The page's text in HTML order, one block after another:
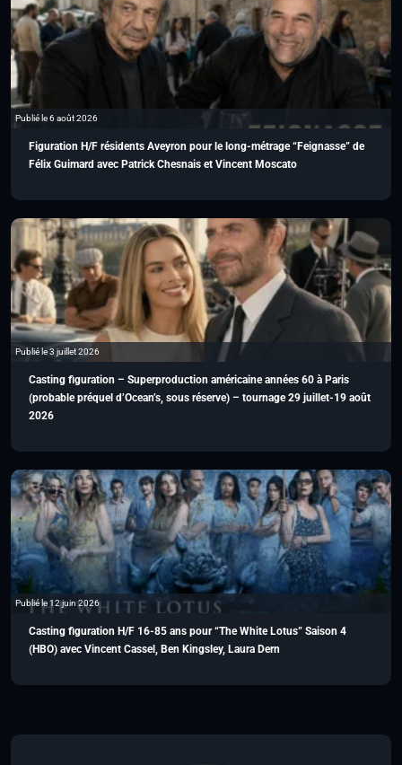
Publié le 6 août 2026
Figuration H/F résidents Aveyron pour le long-métrage “Feignasse” de
Félix Guimard avec Patrick Chesnais et Vincent Moscato
Publié le 3 juillet 2026
Casting figuration – Superproduction américaine années 60 à Paris
(probable préquel d’Ocean’s, sous réserve) – tournage 29 juillet-19 août
2026
Publié le 12 juin 2026
Casting figuration H/F 16-85 ans pour “The White Lotus” Saison 4
(HBO) avec Vincent Cassel, Ben Kingsley, Laura Dern